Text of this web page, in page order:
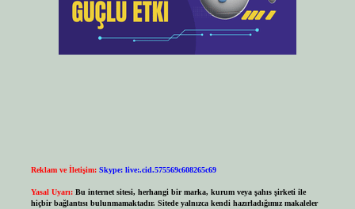
Reklam ve İletişim: Skype: live:.cid.575569c608265c69
Yasal Uyarı: Bu internet sitesi, herhangi bir marka, kurum veya şahıs şirketi ile
hiçbir bağlantısı bulunmamaktadır. Sitede yalnızca kendi hazırladığımız makaleler